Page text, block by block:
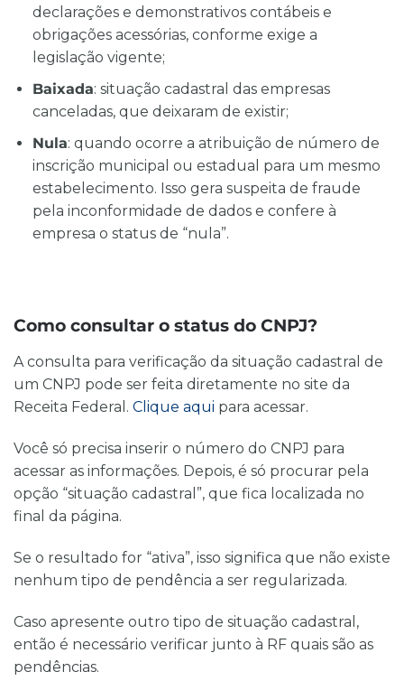
declarações e demonstrativos contábeis e
obrigações acessórias, conforme exige a
legislação vigente;
Baixada: situação cadastral das empresas
canceladas, que deixaram de existir;
Nula: quando ocorre a atribuição de número de
inscrição municipal ou estadual para um mesmo
estabelecimento. Isso gera suspeita de fraude
pela inconformidade de dados e confere à
empresa o status de “nula”.
Como consultar o status do CNPJ?
A consulta para verificação da situação cadastral de
um CNPJ pode ser feita diretamente no site da
Receita Federal. Clique aqui para acessar.
Você só precisa inserir o número do CNPJ para
acessar as informações. Depois, é só procurar pela
opção “situação cadastral”, que fica localizada no
final da página.
Se o resultado for “ativa”, isso significa que não existe
nenhum tipo de pendência a ser regularizada.
Caso apresente outro tipo de situação cadastral,
então é necessário verificar junto à RF quais são as
pendências.